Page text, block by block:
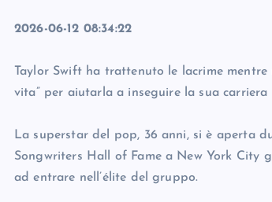
2026-06-12 08:34:22
Taylor Swift ha trattenuto le lacrime
vita” per aiutarla a inseguire la sua carriera
La superstar del pop, 36 anni, si è aperta
Songwriters Hall of Fame a New York City
ad entrare nell’élite del gruppo.